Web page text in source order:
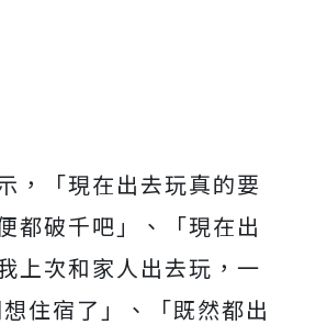
，「現在出去玩真的要
都破千吧」、「現在出
上次和家人出去玩，一
住宿了」、「既然都出